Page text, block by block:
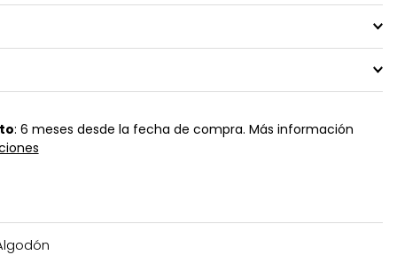
: 6 meses desde la fecha de compra. Más información